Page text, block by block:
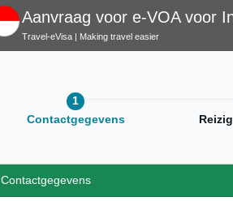
Aanvraag voor e-VOA voor
Travel-eVisa | Making travel easier
Contactgegevens
Contactgegevens